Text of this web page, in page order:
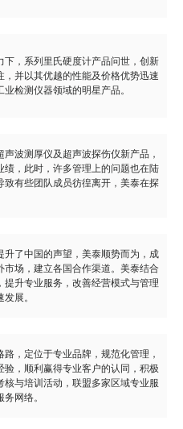
下，系列里氏硬度计产品问世，创新
，并以其优越的性能及价格优势迅速
检测仪器领域的明星产品。
声波测厚仪及超声波探伤仪新产品，
绩，此时，许多管理上的问题也在陆
致有些团队成员彷徨离开，美泰在探
升了中国的声望，美泰顺势而为，成
市场，建立各国合作渠道。美泰结合
提升专业服务，改善经营模式与管理
展。
，定位于专业品牌，规范化管理，
验，顺利赢得专业客户的认同，积极
核与培训活动，联盟多家区域专业服
网络。